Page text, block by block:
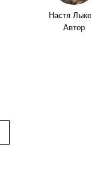
Настя
Автор